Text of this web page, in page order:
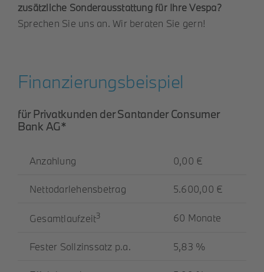
zusätzliche Sonderausstattung für Ihre Vespa?
Sprechen Sie uns an. Wir beraten Sie gern!
Finanzierungsbeispiel
für Privatkunden der Santander Consumer
Bank AG*
Anzahlung 0,00 €
Nettodarlehensbetrag 5.600,00 €
Gesamtlaufzeit3 60 Monate
Fester Sollzinssatz p.a. 5,83 %